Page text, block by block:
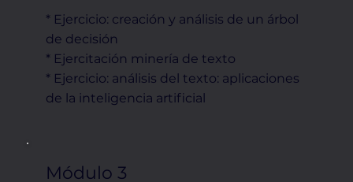
* Ejercicio: creación y análisis de un árbol
de decisión
* Ejercitación minería de texto
* Ejercicio: análisis del texto: aplicaciones
de la inteligencia artificial
Módulo 3